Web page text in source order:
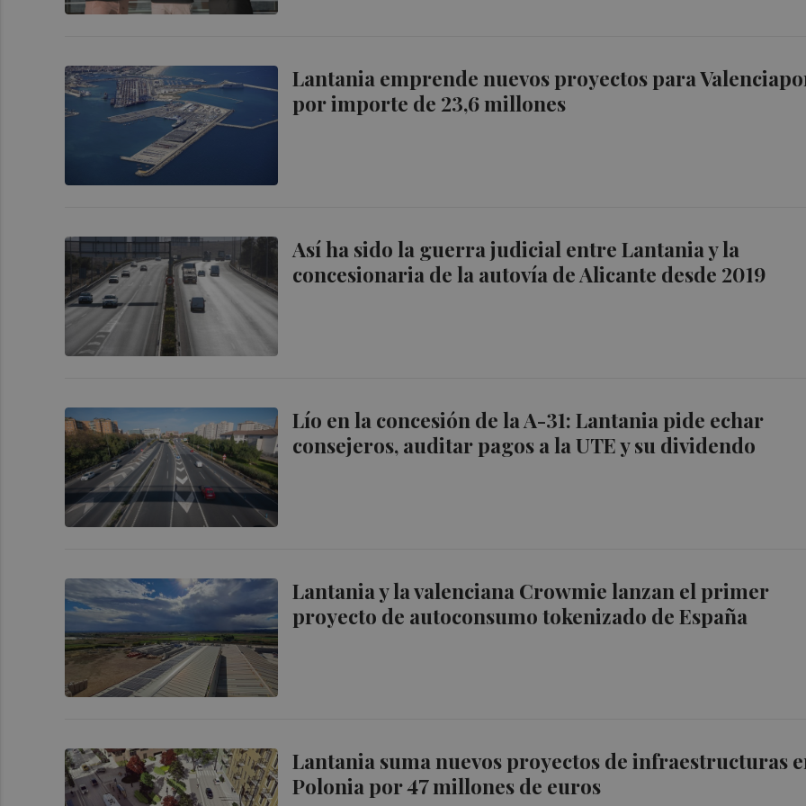
Lantania emprende nuevos proyectos para
por importe de 23,6 millones
Así ha sido la guerra judicial entre Lantania y la
concesionaria de la autovía de Alicante desde 2019
Lío en la concesión de la A-31: Lantania pide echar
consejeros, auditar pagos a la UTE y su dividendo
Lantania y la valenciana Crowmie lanzan el primer
proyecto de autoconsumo tokenizado de España
Lantania suma nuevos proyectos de infraestructuras
Polonia por 47 millones de euros